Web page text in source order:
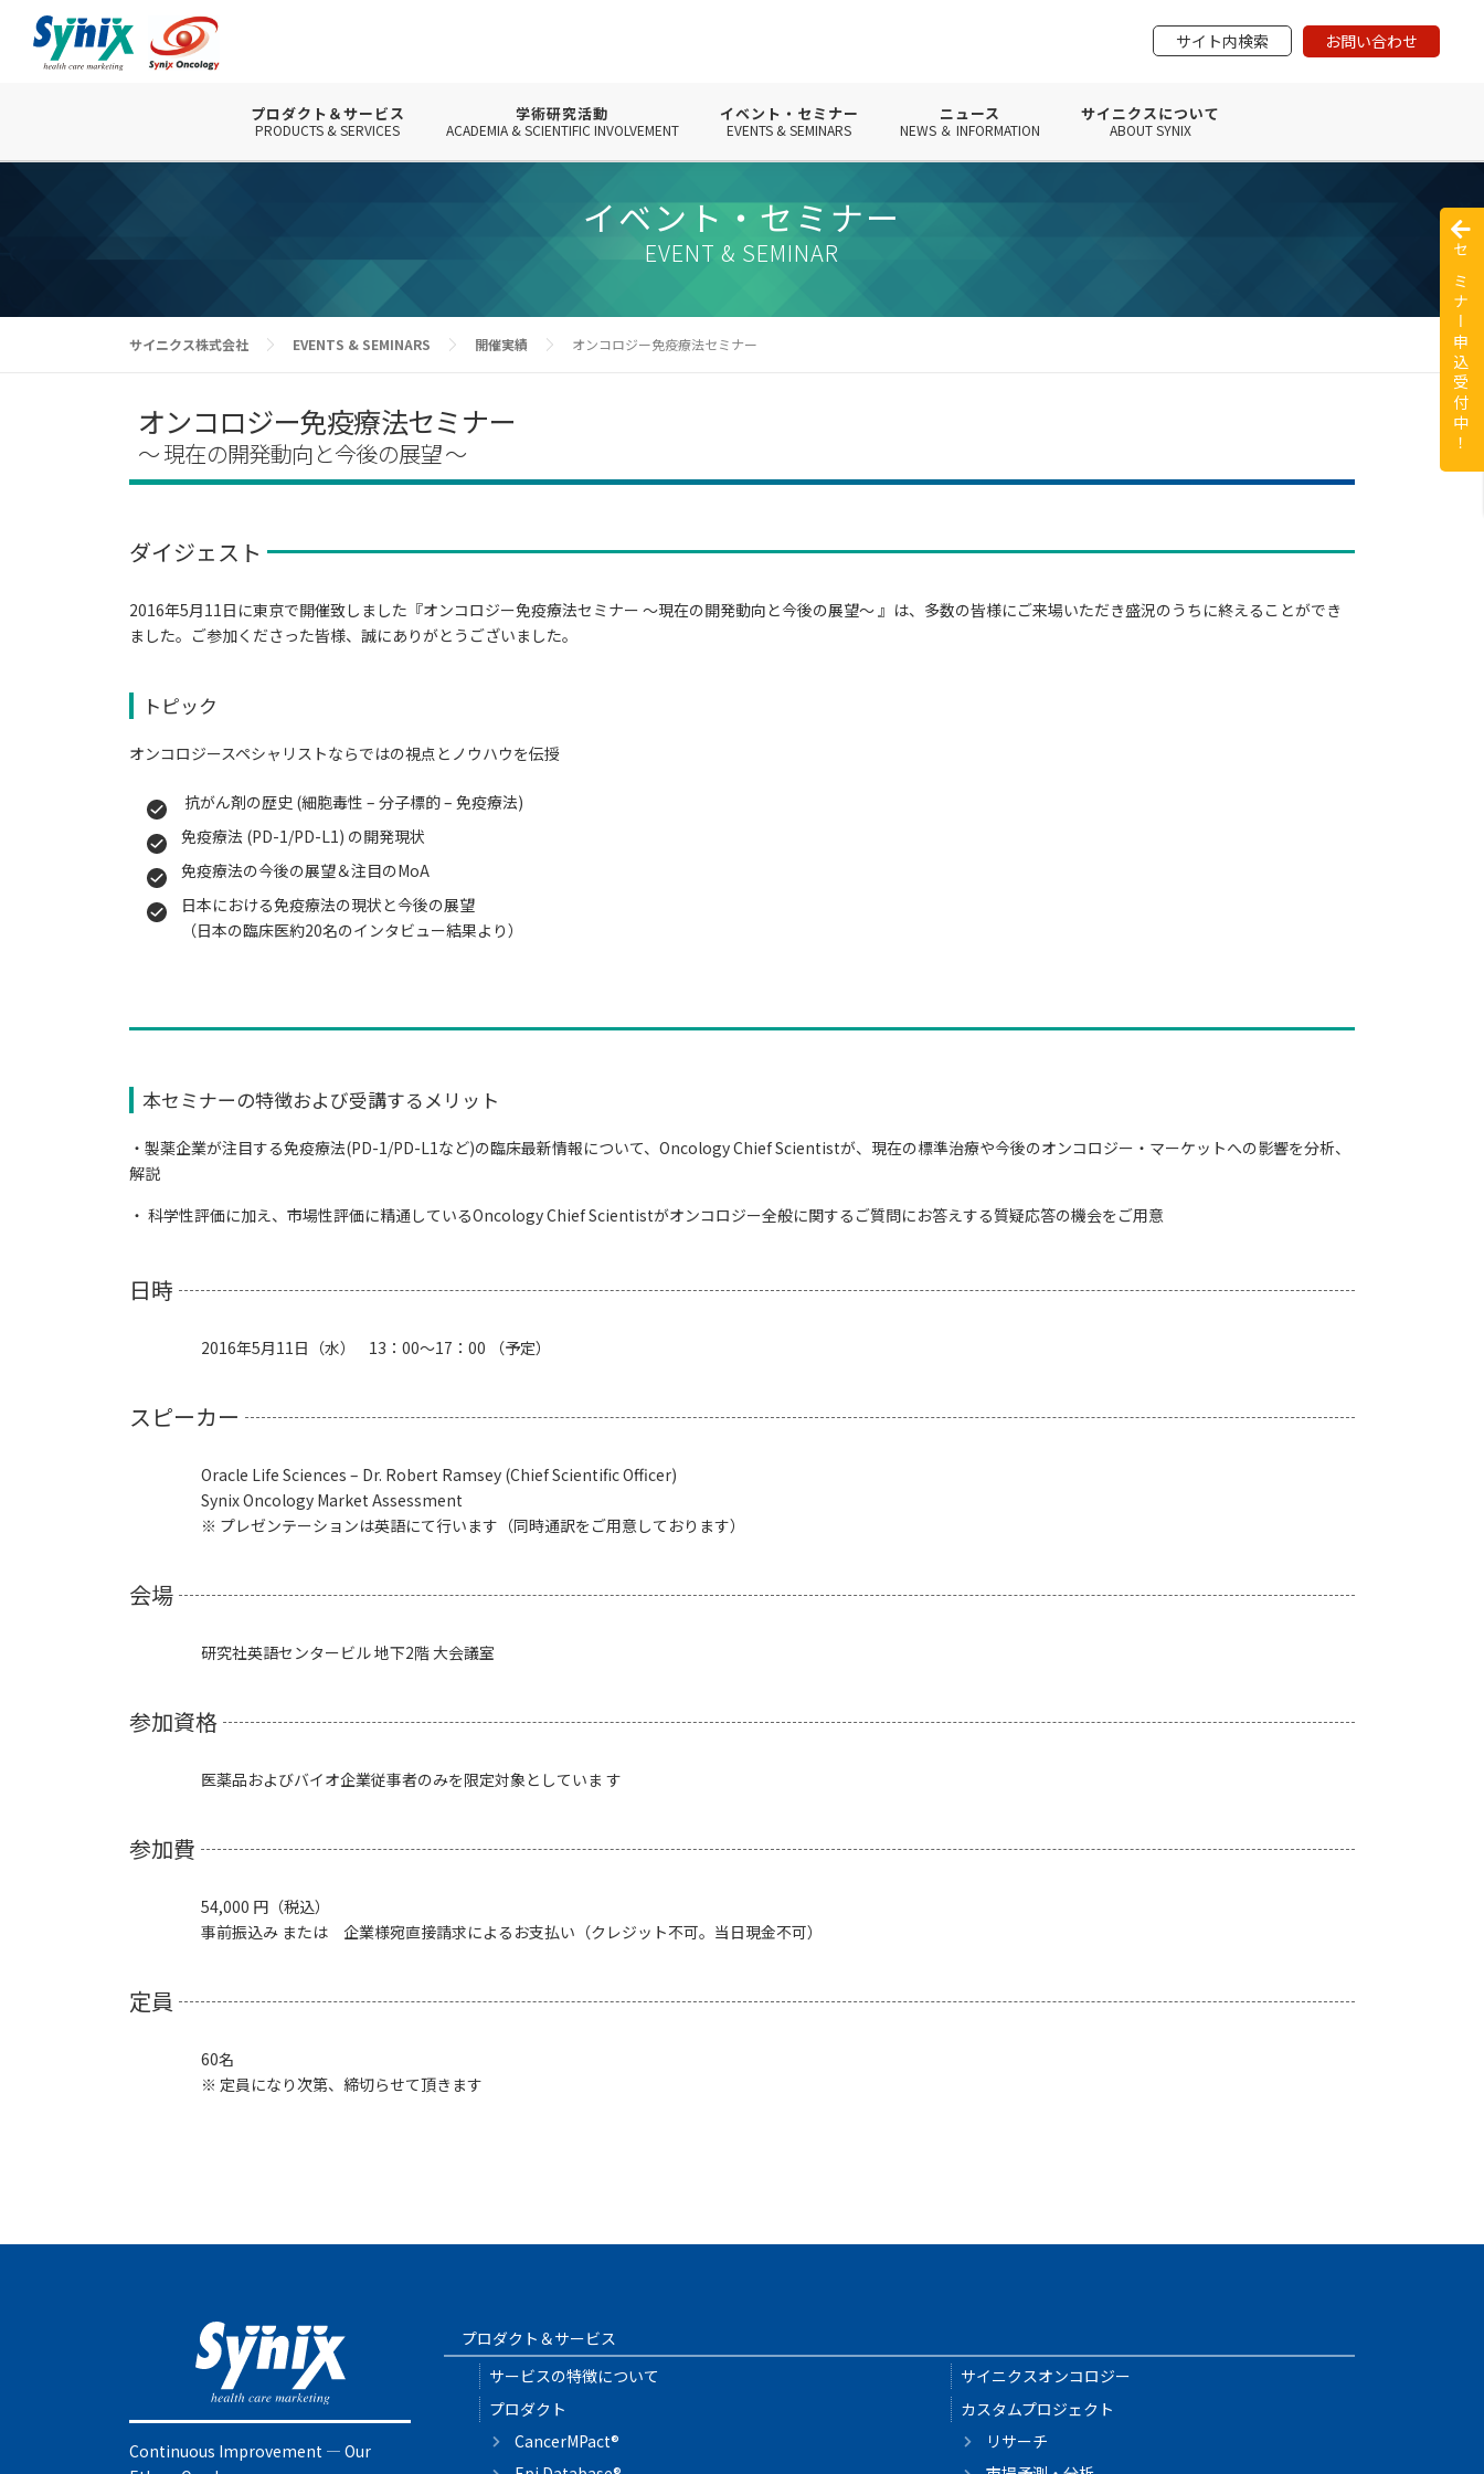
ス
サイト内検索 お問い合わせ
プロダクト＆サービス
PRODUCTS & SERVICES
学術研究活動
ACADEMIA & SCIENTIFIC INVOLVEMENT
イベント・セミナー
EVENTS & SEMINARS
ニュース
NEWS ＆ INFORMATION
サイニクスについて
ABOUT SYNIX
イベント・セミナー
EVENT & SEMINAR
サイニクス株式会社 EVENTS & SEMINARS 開催実績 オンコロジー免疫療法セミナー
オンコロジー免疫療法セミナー
～ 現在の開発動向と今後の展望 ～
ダイジェスト
2016年5月11日に東京で開催致しました『オンコロジー免疫療法セミナー ～現在の開発動向と今後の展望～ 』は、多数の皆様にご来場いただき盛況のうちに終えることができ
ました。ご参加くださった皆様、誠にありがとうございました。
トピック
オンコロジースペシャリストならではの視点とノウハウを伝授
抗がん剤の歴史 (細胞毒性 – 分子標的 – 免疫療法)
免疫療法 (PD-1/PD-L1) の開発現状
免疫療法の今後の展望＆注目のMoA
日本における免疫療法の現状と今後の展望
（日本の臨床医約20名のインタビュー結果より）
本セミナーの特徴および受講するメリット
・製薬企業が注目する免疫療法(PD-1/PD-L1など)の臨床最新情報について、Oncology Chief Scientistが、現在の標準治療や今後のオンコロジー・マーケットへの影響を分析、
解説
・ 科学性評価に加え、市場性評価に精通しているOncology Chief Scientistがオンコロジー全般に関するご質問にお答えする質疑応答の機会をご用意
日時
2016年5月11日（水） 13：00～17：00 （予定）
スピーカー
Oracle Life Sciences – Dr. Robert Ramsey (Chief Scientific Officer)
Synix Oncology Market Assessment
※ プレゼンテーションは英語にて行います（同時通訳をご用意しております）
会場
研究社英語センタービル 地下2階 大会議室
参加資格
医薬品およびバイオ企業従事者のみを限定対象としていま す
参加費
54,000 円（税込）
事前振込み または 企業様宛直接請求によるお支払い（クレジット不可。当日現金不可）
定員
60名
※ 定員になり次第、締切らせて頂きます
セミナー申込受付中！
Continuous Improvement ― Our
プロダクト＆サービス
サービスの特徴について
プロダクト
CancerMPact®
サイニクスオンコロジー
カスタムプロジェクト
リサーチ